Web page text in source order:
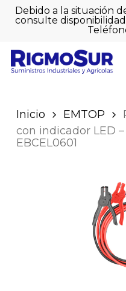
SkipDebido a la situación
consulte
Cart
Inicio EMTOP
con indicador LED
EBCEL0601